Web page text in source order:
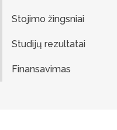
Stojimo žingsniai
Studijų rezultatai
Finansavimas